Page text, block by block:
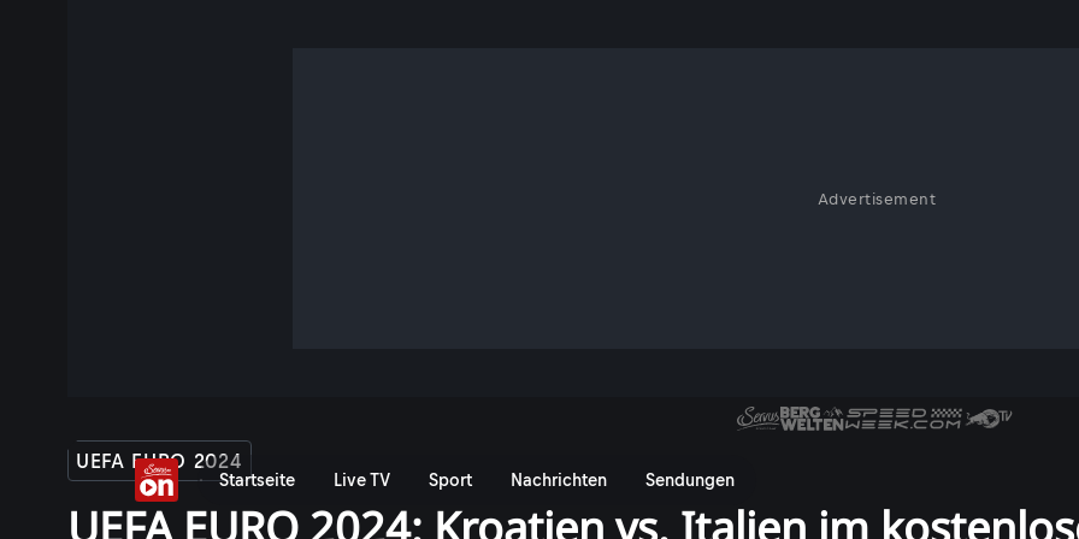
Advertisement
Startseite Live TV Sport Nachrichten Sendungen
UEFA EURO 2024